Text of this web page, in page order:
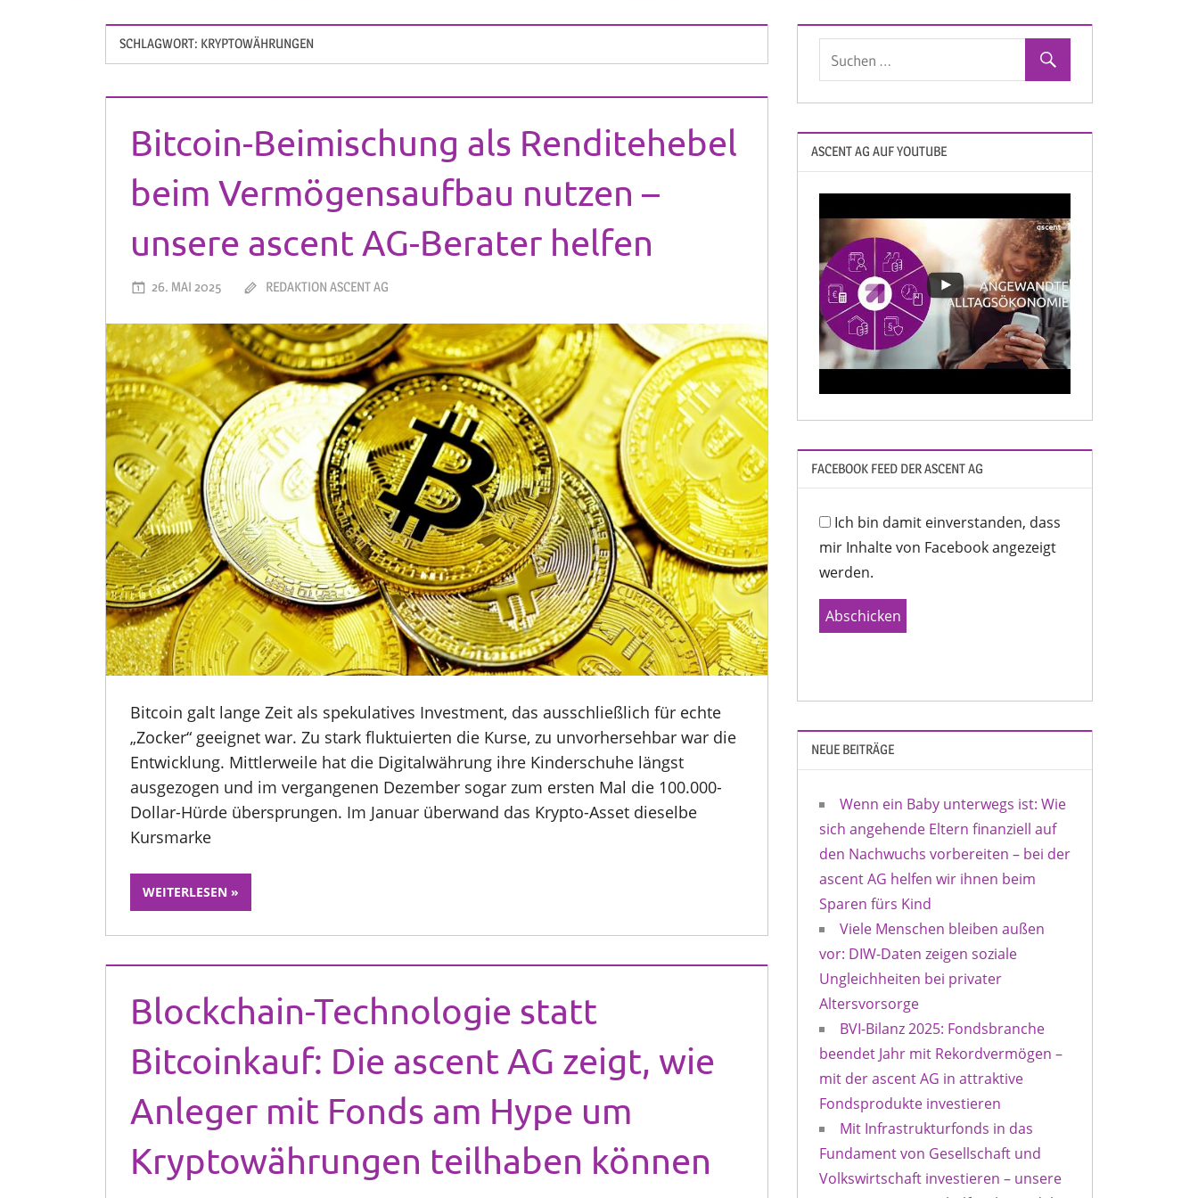
SCHLAGWORT: KRYPTOWÄHRUNGEN
Bitcoin-Beimischung als Renditehebel
beim Vermögensaufbau nutzen –
unsere ascent AG-Berater helfen
26. MAI 2025 REDAKTION ASCENT AG
Bitcoin galt lange Zeit als spekulatives Investment, das ausschließlich für echte
„Zocker“ geeignet war. Zu stark fluktuierten die Kurse, zu unvorhersehbar war die
Entwicklung. Mittlerweile hat die Digitalwährung ihre Kinderschuhe längst
ausgezogen und im vergangenen Dezember sogar zum ersten Mal die 100.000-
Dollar-Hürde übersprungen. Im Januar überwand das Krypto-Asset dieselbe
Kursmarke
WEITERLESEN
Blockchain-Technologie statt
Bitcoinkauf: Die ascent AG zeigt, wie
Anleger mit Fonds am Hype um
Kryptowährungen teilhaben können
ASCENT AG AUF YOUTUBE
FACEBOOK FEED DER ASCENT AG
Ich bin damit einverstanden, dass
mir Inhalte von Facebook angezeigt
werden.
Abschicken
NEUE BEITRÄGE
Wenn ein Baby unterwegs ist: Wie
sich angehende Eltern finanziell auf
den Nachwuchs vorbereiten – bei der
ascent AG helfen wir ihnen beim
Sparen fürs Kind
Viele Menschen bleiben außen
vor: DIW-Daten zeigen soziale
Ungleichheiten bei privater
Altersvorsorge
BVI-Bilanz 2025: Fondsbranche
beendet Jahr mit Rekordvermögen –
mit der ascent AG in attraktive
Fondsprodukte investieren
Mit Infrastrukturfonds in das
Fundament von Gesellschaft und
Volkswirtschaft investieren – unsere